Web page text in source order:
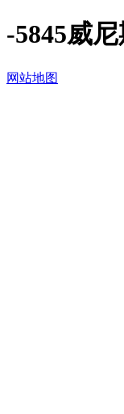
-5845威
网站地图